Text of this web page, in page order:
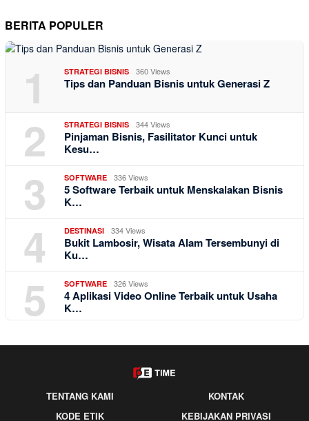
BERITA POPULER
1 STRATEGI BISNIS 360 Views
Tips dan Panduan Bisnis untuk Generasi Z
2 STRATEGI BISNIS 344 Views
Pinjaman Bisnis, Fasilitator Kunci untuk
Kesu…
3 SOFTWARE 336 Views
5 Software Terbaik untuk Menskalakan Bisnis
K…
4 DESTINASI 334 Views
Bukit Lambosir, Wisata Alam Tersembunyi di
Ku…
5 SOFTWARE 326 Views
4 Aplikasi Video Online Terbaik untuk Usaha
K…
TENTANG KAMI
KONTAK
KODE ETIK
KEBIJAKAN PRIVASI